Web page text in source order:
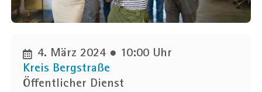
4. März 2024 ● 10:00 Uhr
Kreis Bergstraße
Öffentlicher DienstOrtsfilter anwenden